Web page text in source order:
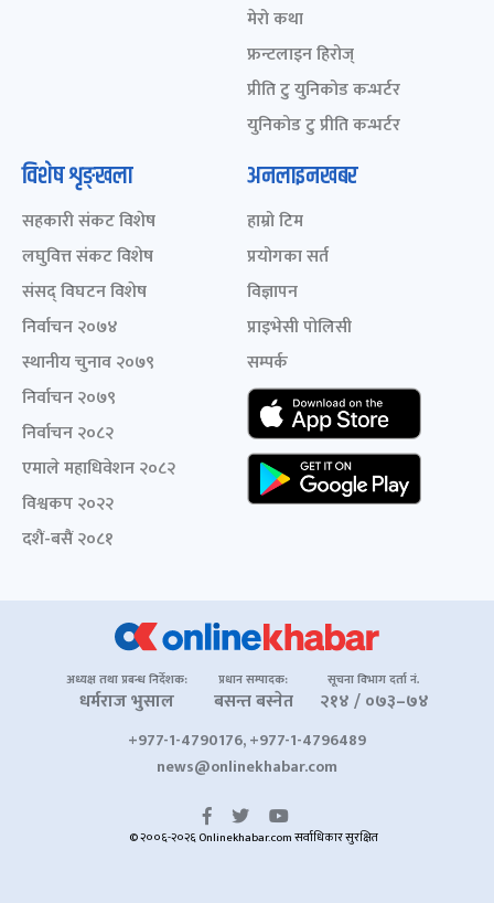
मेरो कथा
फ्रन्टलाइन हिरोज्
प्रीति टु युनिकोड कन्भर्टर
युनिकोड टु प्रीति कन्भर्टर
विशेष शृङ्खला
सहकारी संकट विशेष
लघुवित्त संकट विशेष
संसद् विघटन विशेष
निर्वाचन २०७४
स्थानीय चुनाव २०७९
निर्वाचन २०७९
निर्वाचन २०८२
एमाले महाधिवेशन २०८२
विश्वकप २०२२
दशैं-बसैं २०८१
अनलाइनखबर
हाम्रो टिम
प्रयोगका सर्त
विज्ञापन
प्राइभेसी पोलिसी
सम्पर्क
अध्यक्ष तथा प्रबन्ध निर्देशक:
धर्मराज भुसाल
प्रधान सम्पादक:
बसन्त बस्नेत
सूचना विभाग दर्ता नं.
२१४ / ०७३–७४
+977-1-4790176, +977-1-4796489
news@onlinekhabar.com
© २००६-२०२६ Onlinekhabar.com सर्वाधिकार सुरक्षित